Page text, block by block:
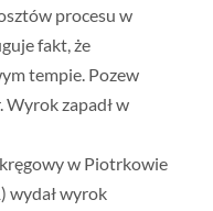
procesu w
fakt, że
tempie. Pozew
Wyrok zapadł w
w Piotrkowie
wydał wyrok